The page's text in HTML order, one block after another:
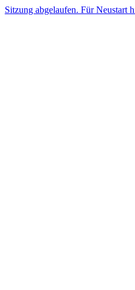
Sitzung abgelaufen. Für Neustart